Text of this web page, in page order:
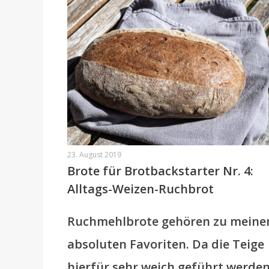
23. August 2019
Brote für Brotbackstarter Nr. 4:
Alltags-Weizen-Ruchbrot
Ruchmehlbrote gehören zu
absoluten Favoriten. Da die Teige